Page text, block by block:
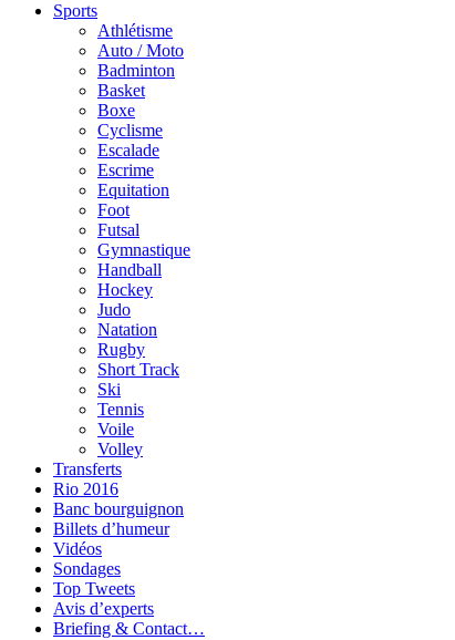
Sports
Athlétisme
Auto / Moto
Badminton
Basket
Boxe
Cyclisme
Escalade
Escrime
Equitation
Foot
Futsal
Gymnastique
Handball
Hockey
Judo
Natation
Rugby
Short Track
Ski
Tennis
Voile
Volley
Transferts
Rio 2016
Banc bourguignon
Billets d’humeur
Vidéos
Sondages
Top Tweets
Avis d’experts
Briefing & Contact…